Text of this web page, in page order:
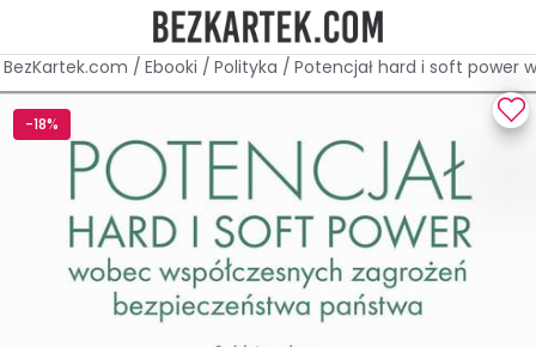
BezKartek.com / Ebooki / Polityka / Potencjał hard i soft power
-18%